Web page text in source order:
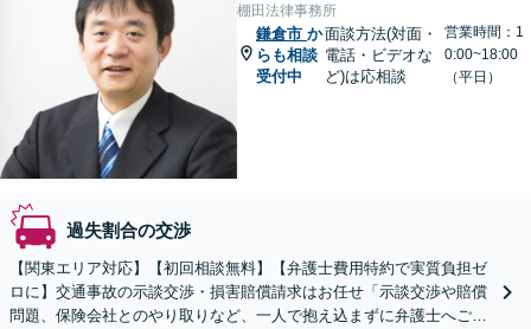
棚田法律事務所
鎌倉市 か
らも相談
受付中
面談方法(対面・
電話・ビデオな
ど)は応相談
営業時間：1
0:00~18:00
（平日）
過失割合の交渉
【関東エリア対応】【初回相談無料】【弁護士費用特約で実質負担ゼ
ロに】交通事故の示談交渉・損害賠償請求はお任せ「示談交渉や賠償
問題、保険会社とのやり取りなど、一人で抱え込まずに弁護士へご相